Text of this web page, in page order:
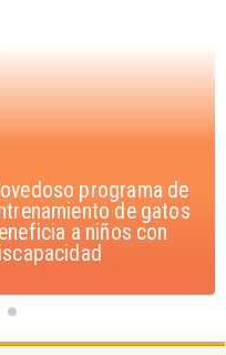
hábito en
de 13 a 15 años
encuesta del